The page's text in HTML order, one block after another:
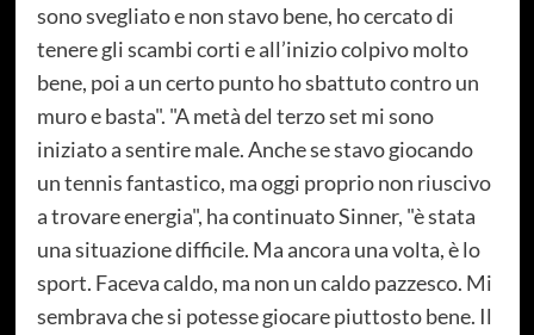
sono svegliato e non stavo bene, ho cercato di
tenere gli scambi corti e all’inizio colpivo molto
bene, poi a un certo punto ho sbattuto contro un
muro e basta". "A metà del terzo set mi sono
iniziato a sentire male. Anche se stavo giocando
un tennis fantastico, ma oggi proprio non riuscivo
a trovare energia", ha continuato Sinner, "è stata
una situazione difficile. Ma ancora una volta, è lo
sport. Faceva caldo, ma non un caldo pazzesco. Mi
sembrava che si potesse giocare piuttosto bene. Il